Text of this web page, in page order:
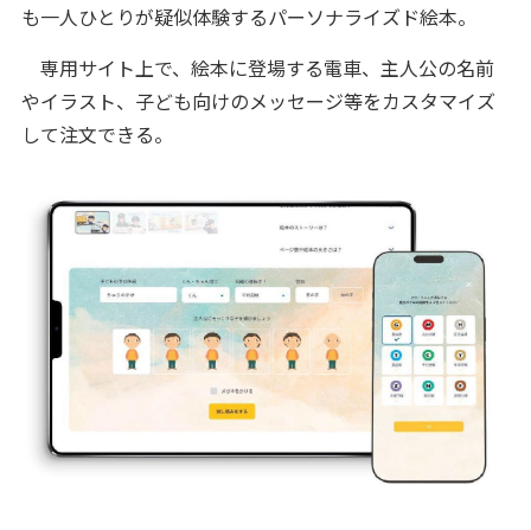
も一人ひとりが疑似体験するパーソナライズド絵本。
専用サイト上で、絵本に登場する電車、主人公の名前
やイラスト、子ども向けのメッセージ等をカスタマイズ
して注文できる。